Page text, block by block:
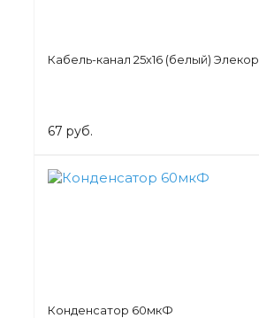
Кабель-канал 25х16 (белый) Элекор
67 руб.
Конденсатор 60мкФ